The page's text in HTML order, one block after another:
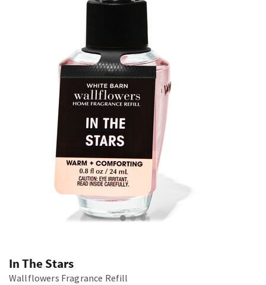
In The Stars
Wallflowers Fragrance Refill